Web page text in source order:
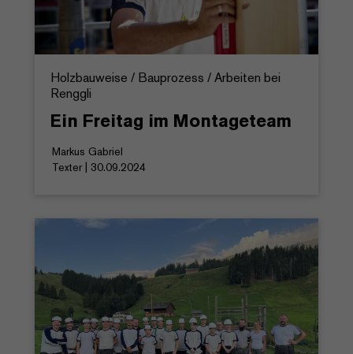
Holzbauweise / Bauprozess / Arbeiten bei
Renggli
Ein Freitag im Montageteam
Markus Gabriel
Texter | 30.09.2024